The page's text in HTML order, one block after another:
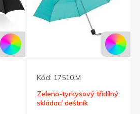
Kód: 17510.M
Zeleno-tyrkysový třídílný
skládací deštník